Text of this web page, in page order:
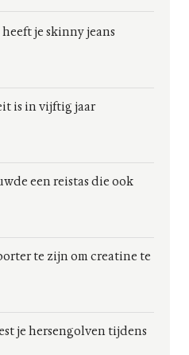
je skinny jeans
is in vijftig jaar
een reistas die ook
te zijn om creatine te
je hersengolven tijdens